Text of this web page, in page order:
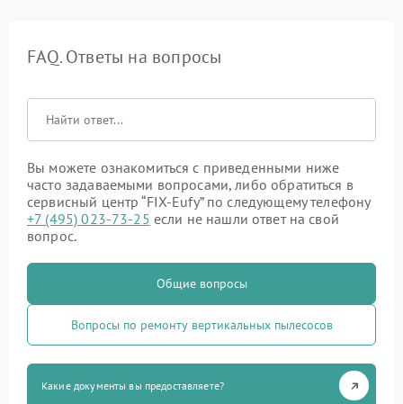
FAQ. Ответы на вопросы
Вы можете ознакомиться с приведенными ниже
часто задаваемыми вопросами, либо обратиться в
сервисный центр “FIX-Eufy” по следующему телефону
+7 (495) 023-73-25 если не нашли ответ на свой
вопрос.
Общие вопросы
Вопросы по ремонту вертикальных пылесосов
Какие документы вы предоставляете?